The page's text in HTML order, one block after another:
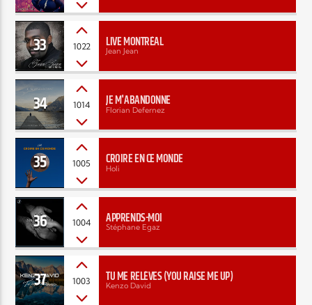
33 1022 LIVE MONTRÉAL
Jean Jean
34 1014 JE M'ABANDONNE
Florian Defernez
35 1005 CROIRE EN CE MONDE
Holi
36 1004 APPRENDS-MOI
Stéphane Egaz
37 1003 TU ME RELÈVES (YOU RAISE ME UP)
Kenzo David